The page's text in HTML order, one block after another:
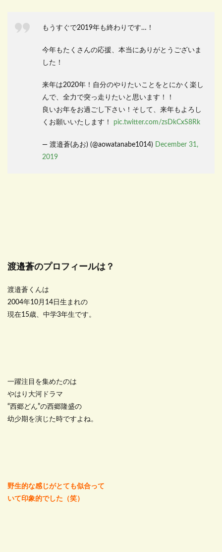
もうすぐで2019年も終わりです…！
今年もたくさんの応援、本当にありがとうございま
した！
来年は2020年！自分のやりたいことをとにかく楽し
んで、全力で突っ走りたいと思います！！
良いお年をお過ごし下さい！そして、来年もよろし
くお願いいたします！ pic.twitter.com/zsDkCxS8Rk
— 渡邉蒼(あお) (@aowatanabe1014) December 31,
2019
渡邉蒼のプロフィールは？
渡邉蒼くんは
2004年10月14日生まれの
現在15歳、中学3年生です。
一躍注目を集めたのは
やはり大河ドラマ
“西郷どん”の西郷隆盛の
幼少期を演じた時ですよね。
野生的な感じがとても似合って
いて印象的でした（笑）